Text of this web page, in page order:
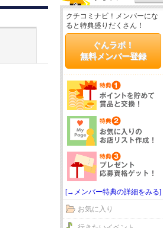
クチコミナビ！メンバーにな
ると特典盛りだくさん！
ぐんラボ！
無料メンバー登録
[→メンバー特典の詳細をみる]
お気に入り